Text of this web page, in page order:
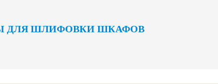
ДЛЯ ШЛИФОВКИ ШКАФОВ